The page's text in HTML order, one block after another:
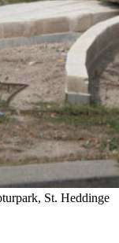
St. Heddinge